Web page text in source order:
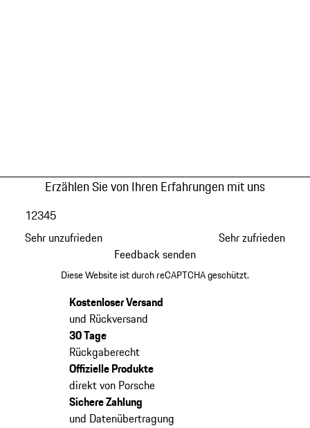
Erzählen Sie von Ihren Erfahrungen mit uns
Sehr unzufrieden
12345
Sehr zufrieden
Feedback senden
Diese Website ist durch reCAPTCHA geschützt.
Kostenloser Versand
und Rückversand
30 Tage
Rückgaberecht
Offizielle Produkte
direkt von Porsche
Sichere Zahlung
und Datenübertragung